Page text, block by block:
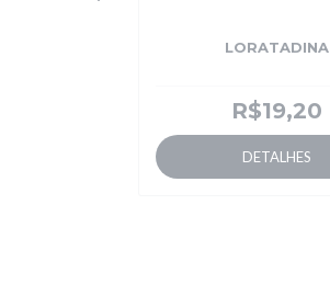
LORATADINA
R$19,20
DETALHES